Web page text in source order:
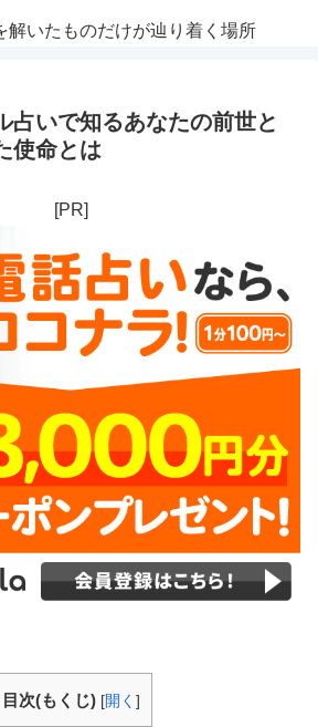
解いたものだけが辿り着く場所
占いで知るあなたの前世と
使命とは
[PR]
目次(もくじ) [開く ]